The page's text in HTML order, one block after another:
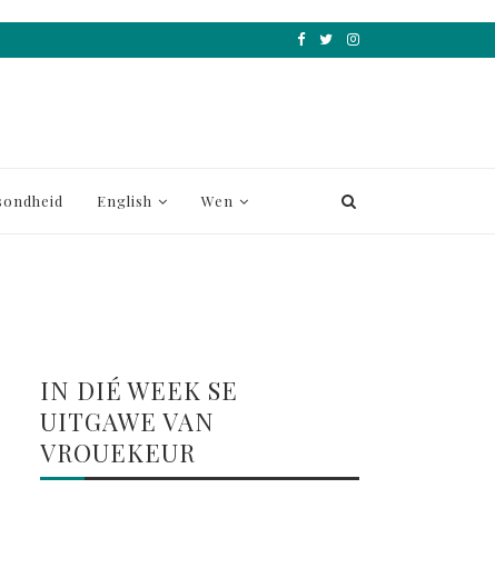
English Wen
IN DIÉ WEEK SE
UITGAWE VAN
VROUEKEUR